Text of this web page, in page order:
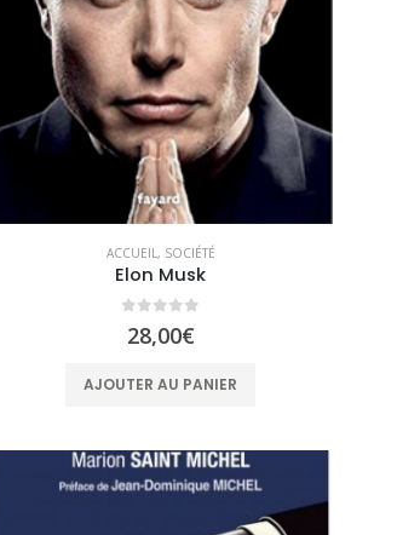
ACCUEIL, SOCIÉTÉ
Elon Musk
28,00€
AJOUTER AU PANIER